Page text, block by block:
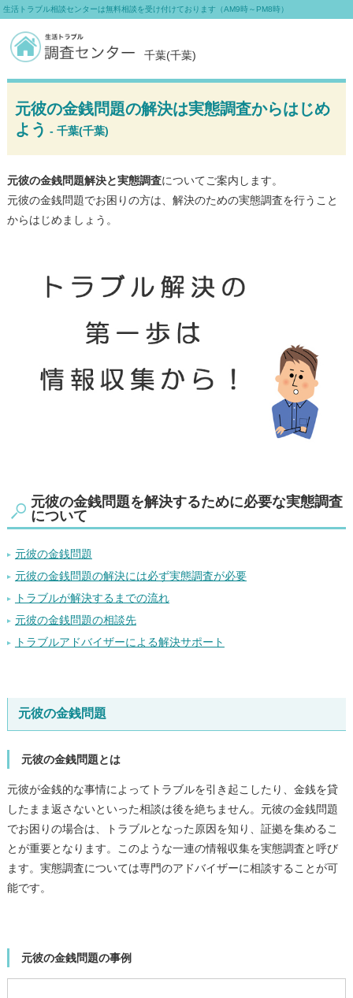
元彼の金銭問題の解決は実態調査からはじめ
よう - 千葉(千葉)
元彼の金銭問題解決と実態調査についてご案内します。
元彼の金銭問題でお困りの方は、解決のための実態調査を行うこと
からはじめましょう。
元彼の金銭問題を解決するために必要な実態調査
について
元彼の金銭問題
元彼の金銭問題の解決には必ず実態調査が必要
トラブルが解決するまでの流れ
元彼の金銭問題の相談先
トラブルアドバイザーによる解決サポート
元彼の金銭問題
元彼の金銭問題とは
元彼が金銭的な事情によってトラブルを引き起こしたり、金銭を貸
したまま返さないといった相談は後を絶ちません。元彼の金銭問題
でお困りの場合は、トラブルとなった原因を知り、証拠を集めるこ
とが重要となります。このような一連の情報収集を実態調査と呼び
ます。実態調査については専門のアドバイザーに相談することが可
能です。
元彼の金銭問題の事例
千葉(千葉)
生活トラブル相談センターは無料相談を受け付けております（AM9時～PM8時）